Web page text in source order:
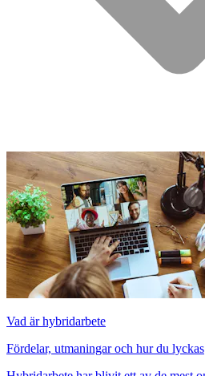
Vad är hybridarbete
Fördelar, utmaningar och hur du lyckas